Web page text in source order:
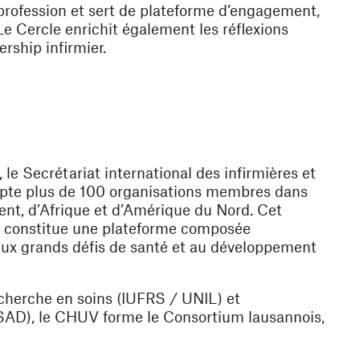
et sert de plateforme d’engagement,
Cercle enrichit également les réflexions
infirmier.
Secrétariat international des infirmières et
plus de 100 organisations membres dans
d’Afrique et d’Amérique du Nord. Cet
une plateforme composée
grands défis de santé et au développement
en soins (IUFRS / UNIL) et
le CHUV forme le Consortium lausannois,